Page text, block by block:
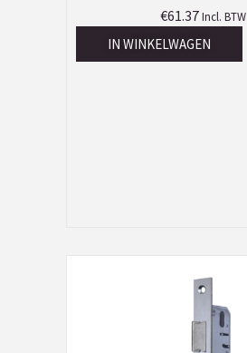
€61.37 Incl. BTW
IN WINKELWAGEN